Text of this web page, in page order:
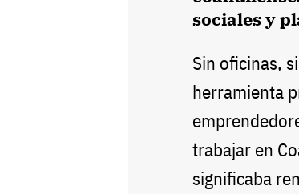
sociales y
Sin oficinas,
herramienta
trabajar en
significaba